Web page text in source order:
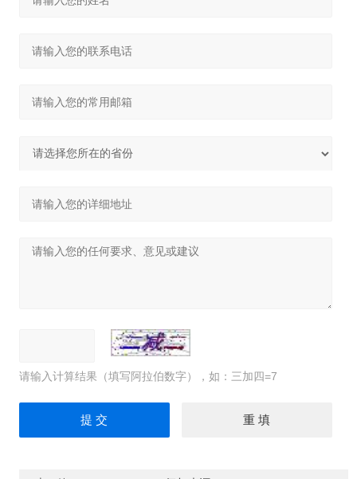
请输入计算结果（填写阿拉伯数字），如：三加四=7